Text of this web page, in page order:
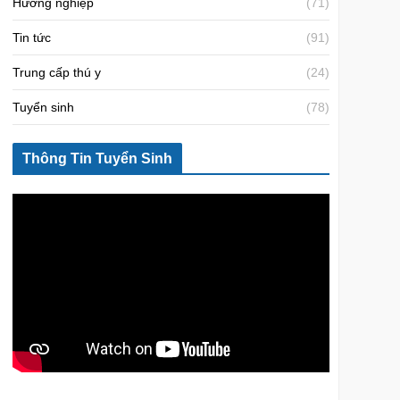
Tin tức (91)
Trung cấp thú y (24)
Tuyển sinh (78)
Thông Tin Tuyển Sinh